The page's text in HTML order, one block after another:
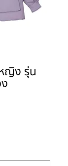
ญิง รุ่น